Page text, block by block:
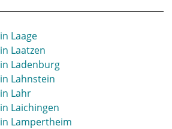
Köthen
Kreuzlingen
Kronach
Kühlungsborn
Kulmbach
Künzelsau
Kusel
Laage
Laatzen
Ladenburg
Lahnstein
Lahr
Laichingen
Lampertheim